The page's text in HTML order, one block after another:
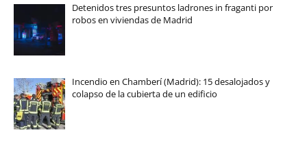
Detenidos tres presuntos ladrones in fraganti por
robos en viviendas de Madrid
Incendio en Chamberí (Madrid): 15 desalojados y
colapso de la cubierta de un edificio